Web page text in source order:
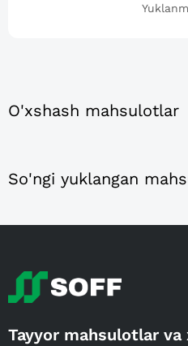
O'xshash mahsulotlar
So'ngi yuklangan
Tayyor mahsulotlar